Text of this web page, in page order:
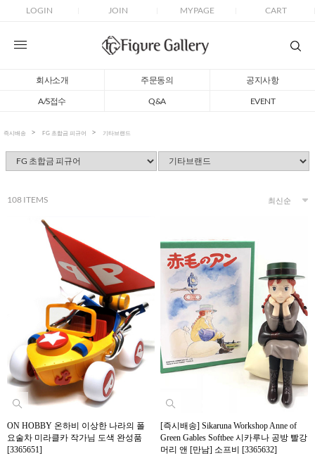
LOGIN JOIN MYPAGE CART
회사소개 주문동의
공지사항
A/S접수
Q&A EVENT
즉시배송 FG 초합금 피규어 기타브랜드
108 ITEMS
ON HOBBY 온하비 이상한 나라의 폴
요술차 미라클카 작가님 도색 완성품
[3365651]
[즉시배송] Sikaruna Workshop Anne of
Green Gables Softbee 시카루나 공방 빨강
머리 앤 [만남] 소프비 [3365632]